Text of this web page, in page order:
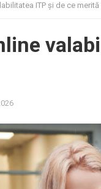
ITP și de ce